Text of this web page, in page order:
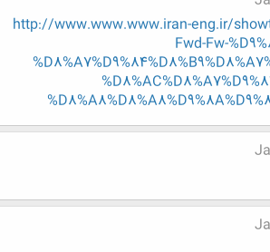
http://www.www.www.iran-eng.ir/
Fwd-Fw-